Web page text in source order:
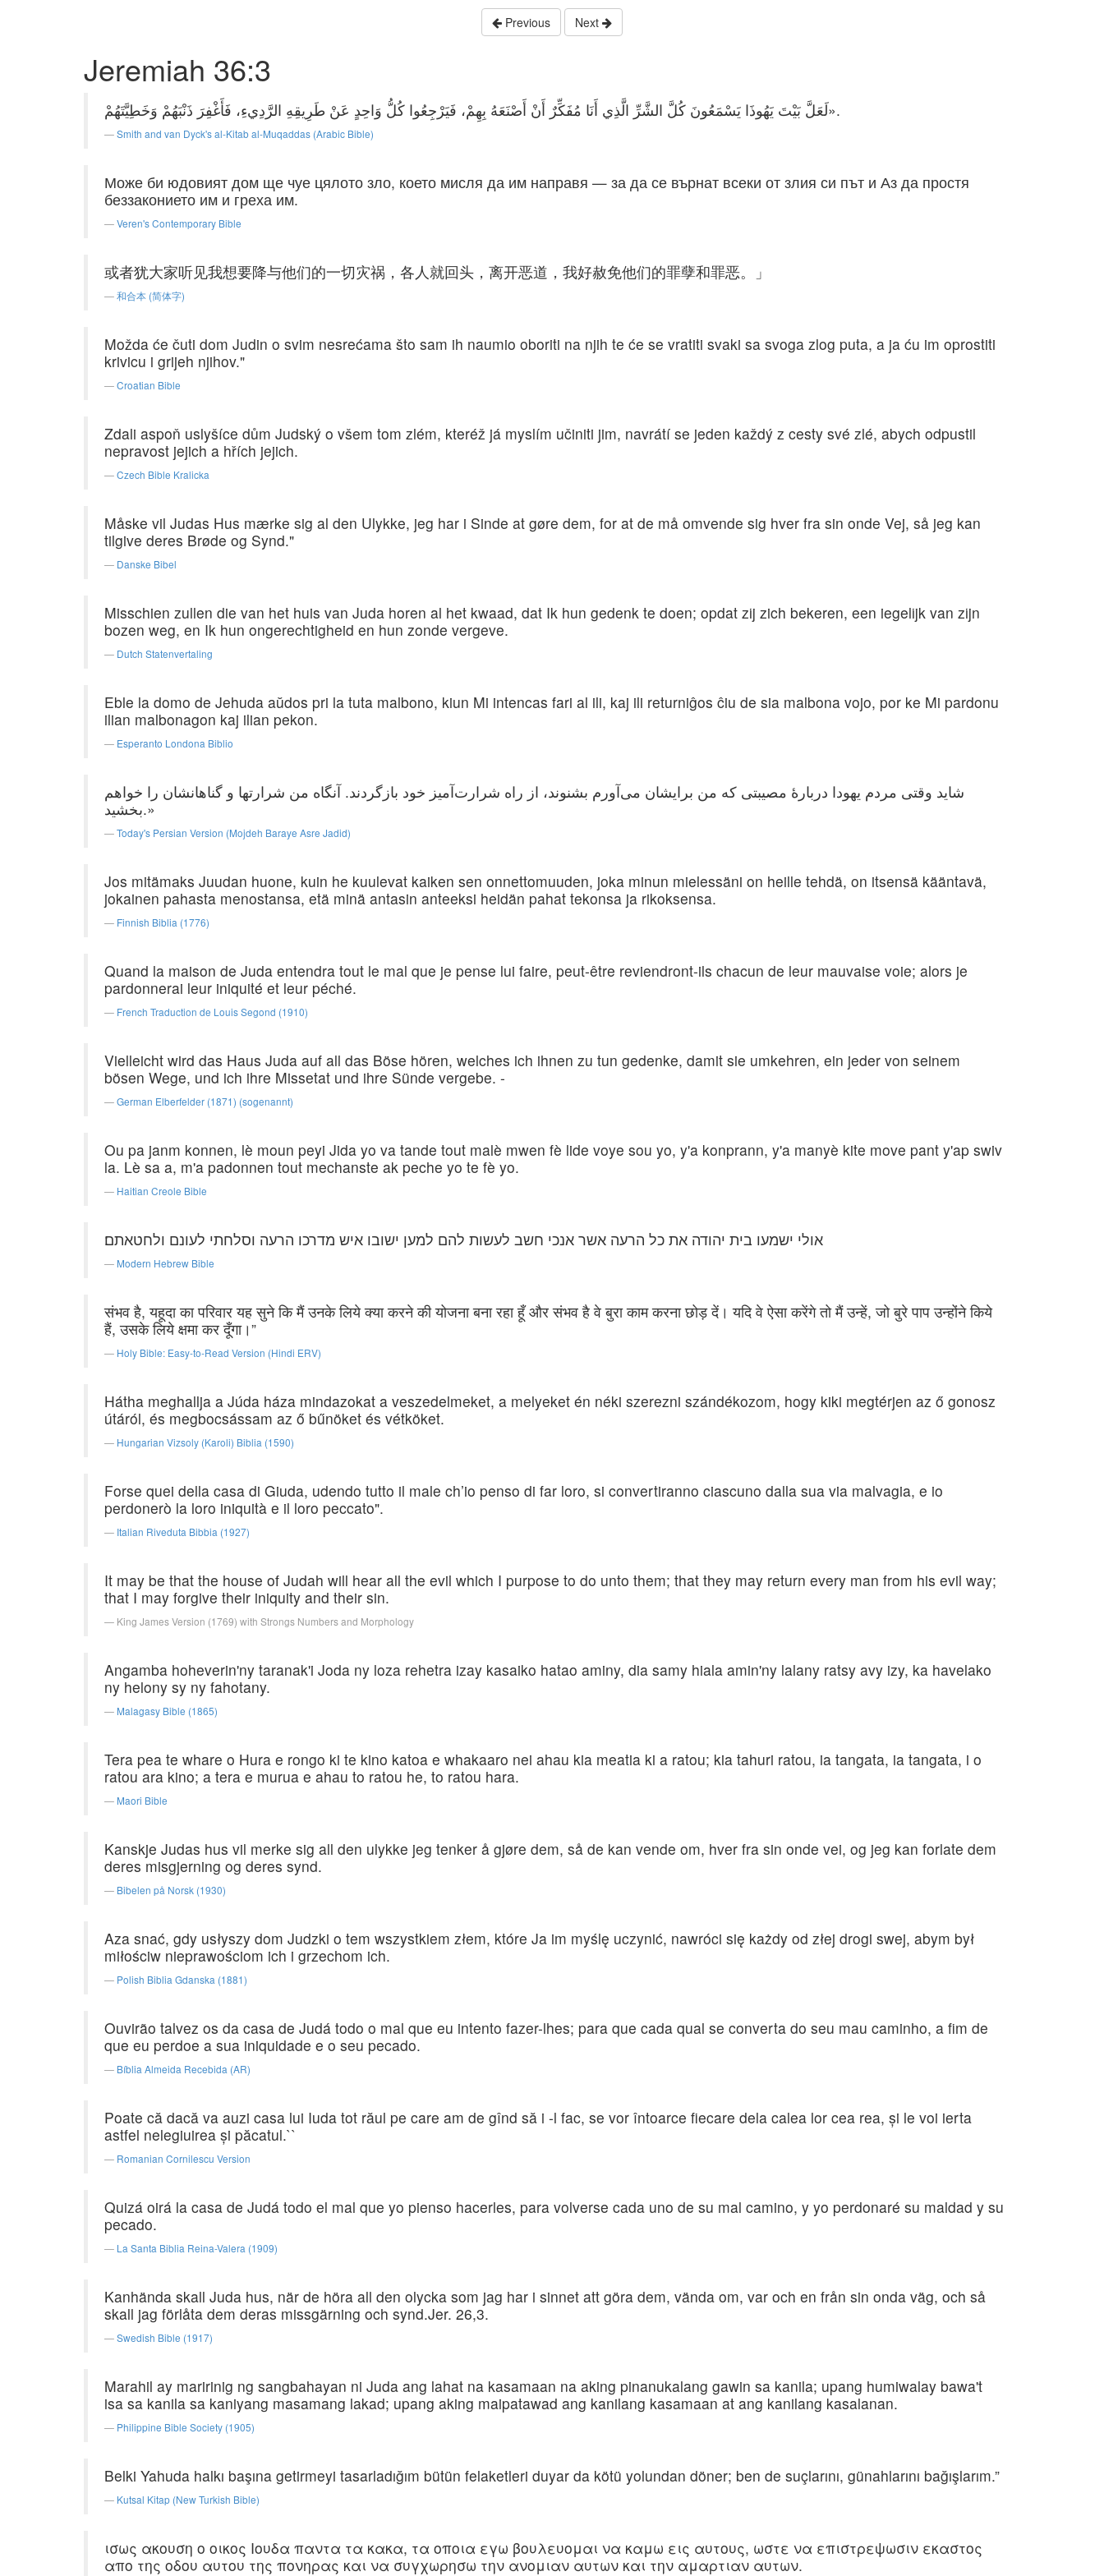
Previous Next
Jeremiah 36:3
لَعَلَّ بَيْتَ يَهُوذَا يَسْمَعُونَ كُلَّ الشَّرِّ الَّذِي أَنَا مُفَكِّرٌ أَنْ أَصْنَعَهُ بِهِمْ، فَيَرْجِعُوا كُلُّ وَاحِدٍ عَنْ طَرِيقِهِ الرَّدِيءِ، فَأَغْفِرَ ذَنْبَهُمْ وَخَطِيَّتَهُمْ».
Smith and van Dyck's al-Kitab al-Muqaddas (Arabic Bible)
Може би юдовият дом ще чуе цялото зло, което мисля да им направя — за да се върнат всеки от злия си път и Аз да простя
беззаконието им и греха им.
Veren's Contemporary Bible
或者犹大家听见我想要降与他们的一切灾祸，各人就回头，离开恶道，我好赦免他们的罪孽和罪恶。」
和合本 (简体字)
Možda će čuti dom Judin o svim nesrećama što sam ih naumio oboriti na njih te će se vratiti svaki sa svoga zlog puta, a ja ću im oprostiti
krivicu i grijeh njihov."
Croatian Bible
Zdali aspoň uslyšíce dům Judský o všem tom zlém, kteréž já myslím učiniti jim, navrátí se jeden každý z cesty své zlé, abych odpustil
nepravost jejich a hřích jejich.
Czech Bible Kralicka
Måske vil Judas Hus mærke sig al den Ulykke, jeg har i Sinde at gøre dem, for at de må omvende sig hver fra sin onde Vej, så jeg kan
tilgive deres Brøde og Synd."
Danske Bibel
Misschien zullen die van het huis van Juda horen al het kwaad, dat Ik hun gedenk te doen; opdat zij zich bekeren, een iegelijk van zijn
bozen weg, en Ik hun ongerechtigheid en hun zonde vergeve.
Dutch Statenvertaling
Eble la domo de Jehuda aŭdos pri la tuta malbono, kiun Mi intencas fari al ili, kaj ili returniĝos ĉiu de sia malbona vojo, por ke Mi pardonu
ilian malbonagon kaj ilian pekon.
Esperanto Londona Biblio
شاید وقتی مردم یهودا دربارهٔ مصیبتی که من برایشان می‌آورم بشنوند، از راه شرارت‌آمیز خود بازگردند. آنگاه من شرارتها و گناهانشان را خواهم
بخشید.»
Today's Persian Version (Mojdeh Baraye Asre Jadid)
Jos mitämaks Juudan huone, kuin he kuulevat kaiken sen onnettomuuden, joka minun mielessäni on heille tehdä, on itsensä kääntavä,
jokainen pahasta menostansa, etä minä antasin anteeksi heidän pahat tekonsa ja rikoksensa.
Finnish Biblia (1776)
Quand la maison de Juda entendra tout le mal que je pense lui faire, peut-être reviendront-ils chacun de leur mauvaise voie; alors je
pardonnerai leur iniquité et leur péché.
French Traduction de Louis Segond (1910)
Vielleicht wird das Haus Juda auf all das Böse hören, welches ich ihnen zu tun gedenke, damit sie umkehren, ein jeder von seinem
bösen Wege, und ich ihre Missetat und ihre Sünde vergebe. -
German Elberfelder (1871) (sogenannt)
Ou pa janm konnen, lè moun peyi Jida yo va tande tout malè mwen fè lide voye sou yo, y'a konprann, y'a manyè kite move pant y'ap swiv
la. Lè sa a, m'a padonnen tout mechanste ak peche yo te fè yo.
Haitian Creole Bible
אולי ישמעו בית יהודה את כל הרעה אשר אנכי חשב לעשות להם למען ישובו איש מדרכו הרעה וסלחתי לעונם ולחטאתם׃
Modern Hebrew Bible
संभव है, यहूदा का परिवार यह सुने कि मैं उनके लिये क्या करने की योजना बना रहा हूँ और संभव है वे बुरा काम करना छोड़ दें। यदि वे ऐसा करेंगे तो मैं उन्हें, जो बुरे पाप उन्होंने किये
हैं, उसके लिये क्षमा कर दूँगा।”
Holy Bible: Easy-to-Read Version (Hindi ERV)
Hátha meghallja a Júda háza mindazokat a veszedelmeket, a melyeket én néki szerezni szándékozom, hogy kiki megtérjen az ő gonosz
útáról, és megbocsássam az ő bűnöket és vétköket.
Hungarian Vizsoly (Karoli) Biblia (1590)
Forse quei della casa di Giuda, udendo tutto il male ch’io penso di far loro, si convertiranno ciascuno dalla sua via malvagia, e io
perdonerò la loro iniquità e il loro peccato".
Italian Riveduta Bibbia (1927)
It may be that the house of Judah will hear all the evil which I purpose to do unto them; that they may return every man from his evil way;
that I may forgive their iniquity and their sin.
King James Version (1769) with Strongs Numbers and Morphology
Angamba hoheverin'ny taranak'i Joda ny loza rehetra izay kasaiko hatao aminy, dia samy hiala amin'ny lalany ratsy avy izy, ka havelako
ny helony sy ny fahotany.
Malagasy Bible (1865)
Tera pea te whare o Hura e rongo ki te kino katoa e whakaaro nei ahau kia meatia ki a ratou; kia tahuri ratou, ia tangata, ia tangata, i o
ratou ara kino; a tera e murua e ahau to ratou he, to ratou hara.
Maori Bible
Kanskje Judas hus vil merke sig all den ulykke jeg tenker å gjøre dem, så de kan vende om, hver fra sin onde vei, og jeg kan forlate dem
deres misgjerning og deres synd.
Bibelen på Norsk (1930)
Aza snać, gdy usłyszy dom Judzki o tem wszystkiem złem, które Ja im myślę uczynić, nawróci się każdy od złej drogi swej, abym był
miłościw nieprawościom ich i grzechom ich.
Polish Biblia Gdanska (1881)
Ouvirão talvez os da casa de Judá todo o mal que eu intento fazer-lhes; para que cada qual se converta do seu mau caminho, a fim de
que eu perdoe a sua iniquidade e o seu pecado.
Bíblia Almeida Recebida (AR)
Poate că dacă va auzi casa lui Iuda tot răul pe care am de gînd să i -l fac, se vor întoarce fiecare dela calea lor cea rea, şi le voi ierta
astfel nelegiuirea şi păcatul.``
Romanian Cornilescu Version
Quizá oirá la casa de Judá todo el mal que yo pienso hacerles, para volverse cada uno de su mal camino, y yo perdonaré su maldad y su
pecado.
La Santa Biblia Reina-Valera (1909)
Kanhända skall Juda hus, när de höra all den olycka som jag har i sinnet att göra dem, vända om, var och en från sin onda väg, och så
skall jag förlåta dem deras missgärning och synd.Jer. 26,3.
Swedish Bible (1917)
Marahil ay maririnig ng sangbahayan ni Juda ang lahat na kasamaan na aking pinanukalang gawin sa kanila; upang humiwalay bawa't
isa sa kanila sa kaniyang masamang lakad; upang aking maipatawad ang kanilang kasamaan at ang kanilang kasalanan.
Philippine Bible Society (1905)
Belki Yahuda halkı başına getirmeyi tasarladığım bütün felaketleri duyar da kötü yolundan döner; ben de suçlarını, günahlarını bağışlarım.”
Kutsal Kitap (New Turkish Bible)
ισως ακουση ο οικος Ιουδα παντα τα κακα, τα οποια εγω βουλευομαι να καμω εις αυτους, ωστε να επιστρεψωσιν εκαστος
απο της οδου αυτου της πονηρας και να συγχωρησω την ανομιαν αυτων και την αμαρτιαν αυτων.